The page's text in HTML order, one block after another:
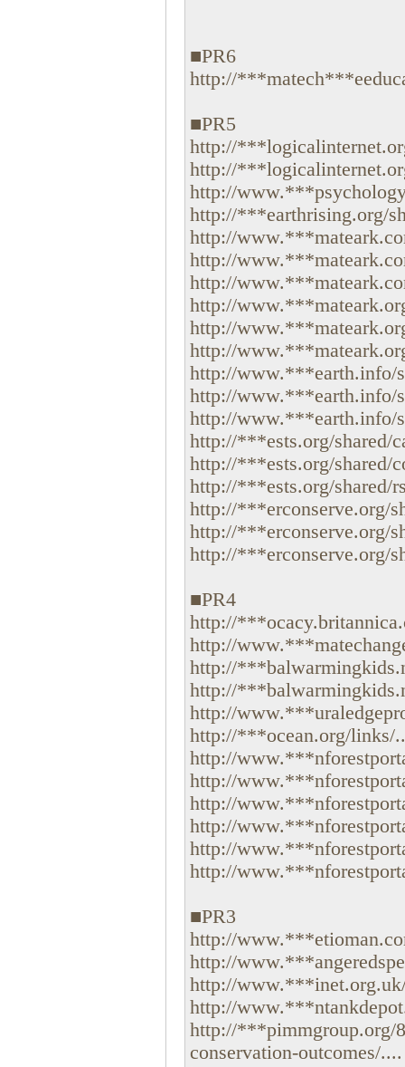
■PR6
http://
■PR5
http://
http://
http://
http://***earthrising.org/
http://
http://
http://
http://
http://
http://
http://www.***earth.info/
http://www.***earth.info/
http://www.***earth.info/
http://***ests.org/shared/
http://***ests.org/shared/
http://***ests.org/shared/
http://***erconserve.org/
http://***erconserve.org/
http://***erconserve.org/
■PR4
http://
http://
http://
http://
http://
http://***ocean.org/links/
http://
http://
http://
http://
http://
http://
■PR3
http://
http://
http://
http://
http://***pimmgroup.org/
conservation-outcomes/....